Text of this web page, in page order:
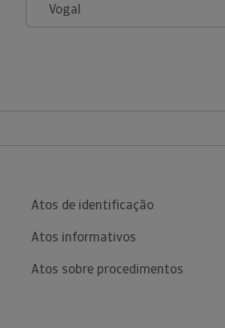
Vogal
Atos de identificação
Atos informativos
Atos sobre procedimentos